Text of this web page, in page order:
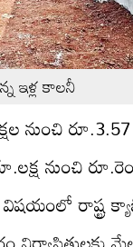
ఇళ్ల కాలనీ
నుంచి రూ.3.57
నుంచి
రాష్ట్ర